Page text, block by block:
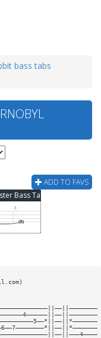
bass tabs
ADD TO FAVS
Bass Tab
)